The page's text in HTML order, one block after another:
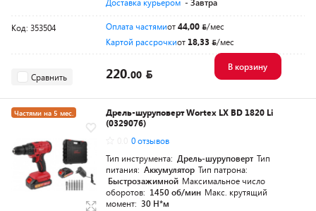
Доставка курьером - Завтра
Код: 353504 Оплата частямиот44,00
/мес
Картой рассрочкиот 18,33 /мес
Сравнить 220.00
В корзину
Частями на 5 мес.
Дрель-шуруповерт Wortex LX BD 1820 Li
(0329076)
0 отзывов
Тип инструмента: Дрель-шуруповерт Тип
питания: Аккумулятор Тип патрона:
Быстрозажимной Максимальное число
оборотов: 1450 об/мин Макс. крутящий
момент: 30 Н*м